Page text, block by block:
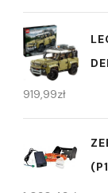
919,99zł